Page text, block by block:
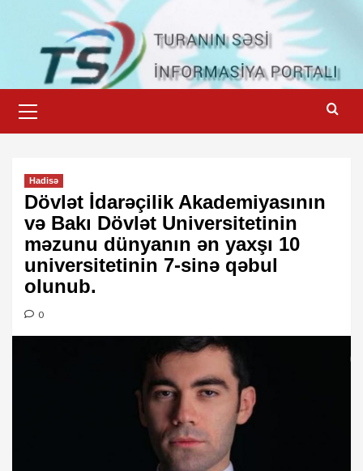
content
Menu
Hadisə
Dövlət İdarəçilik Akademiyasının
və Bakı Dövlət Universitetinin
məzunu dünyanın ən yaxşı 10
universitetinin 7-sinə qəbul
olunub.
0